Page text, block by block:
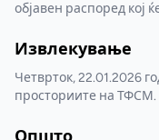
објавен распоред кој
Извлекување
Четврток, 22.01.2026
просториите на ТФСМ.